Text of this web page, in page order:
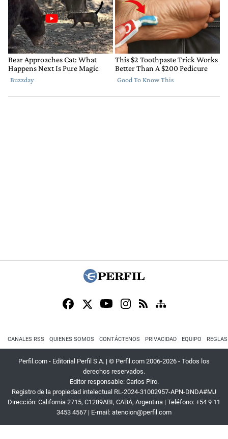
CANALES RSS QUIENES SOMOS CONTÁCTENOS PRIVACIDAD EQUIPO
Perfil.com - Editorial Perfil S.A. | © Perfil.com 2006-2026 - Todos los
derechos reservados.
Editor responsable: Carlos Piro.
Registro de la propiedad intelectual RL-2024-31002957-APN-DNDA#MJ
Dirección: California 2715, C1289ABI, CABA, Argentina | Teléfono: +54 9 11
3453 4567 | E-mail: atencion@perfil.com